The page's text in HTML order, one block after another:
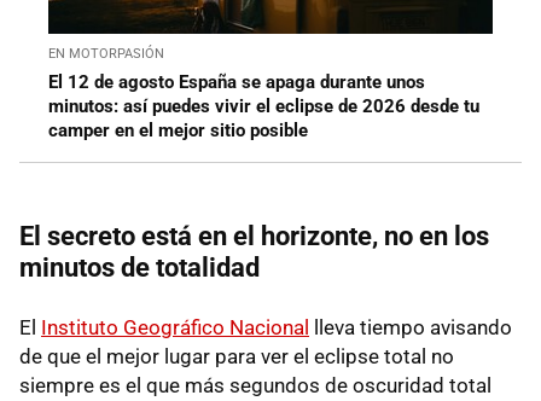
EN MOTORPASIÓN
El 12 de agosto España se apaga durante unos
minutos: así puedes vivir el eclipse de 2026 desde tu
camper en el mejor sitio posible
El secreto está en el horizonte, no en los
minutos de totalidad
El Instituto Geográfico Nacional
lleva tiempo avisando
de que el mejor lugar para ver el eclipse total no
siempre es el que más segundos de oscuridad total